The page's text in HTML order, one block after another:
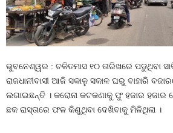
ଭୁବନେଶ୍ୱର : ଚଳିତମାସ ୧୦ ତାରିଖରେ ପଡୁଥିବା
ରାଜଧାନୀବାସୀ ଆଜି ସକାଳୁ ସକାଳ ଘରୁ ବାହାରି
ଲଗାଇଛନ୍ତି । କରୋନା କଟକଣାକୁ ଫୁ ହଜାର
ଛକ ରାସ୍ତାରେ ଫଳ କିଣୁଥିବା ଦେଖିବାକୁ ମିଳିଥିଲା ।